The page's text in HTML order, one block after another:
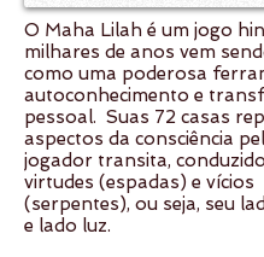
O Maha Lilah é um jogo
milhares de anos vem
como uma poderosa
autoconhecimento e
pessoal. Suas 72 casas
aspectos da consciência
jogador transita,
virtudes (espadas) e vícios
(serpentes), ou seja, seu
e lado luz.